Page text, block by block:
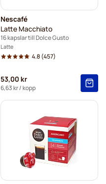
Nescafé
Latte Macchiato
16 kapslar till Dolce Gusto
Latte
4.8(457)
53,00 kr
6,63 kr/ kopp